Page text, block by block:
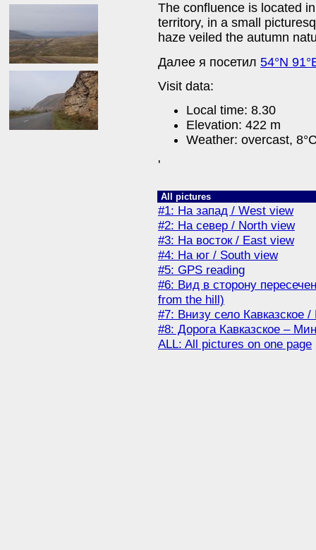
The confluence is located
territory, in a small
haze veiled the autumn
Далее я посетил 54°N
Visit data:
Local time: 8.30
Elevation: 422 m
Weather: overcast,
'
All pictures
#1: На запад / West view
#2: На север / North view
#3: На восток / East view
#4: На юг / South view
#5: GPS reading
#6: Вид в сторону
from the hill)
#7: Внизу село Кавказское
#8: Дорога Кавказское –
ALL: All pictures on one page